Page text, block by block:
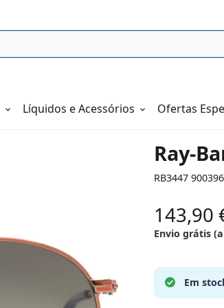
Líquidos e Acessórios ofertas
Ray-
RB3447
143,90
Envio grátis
Em